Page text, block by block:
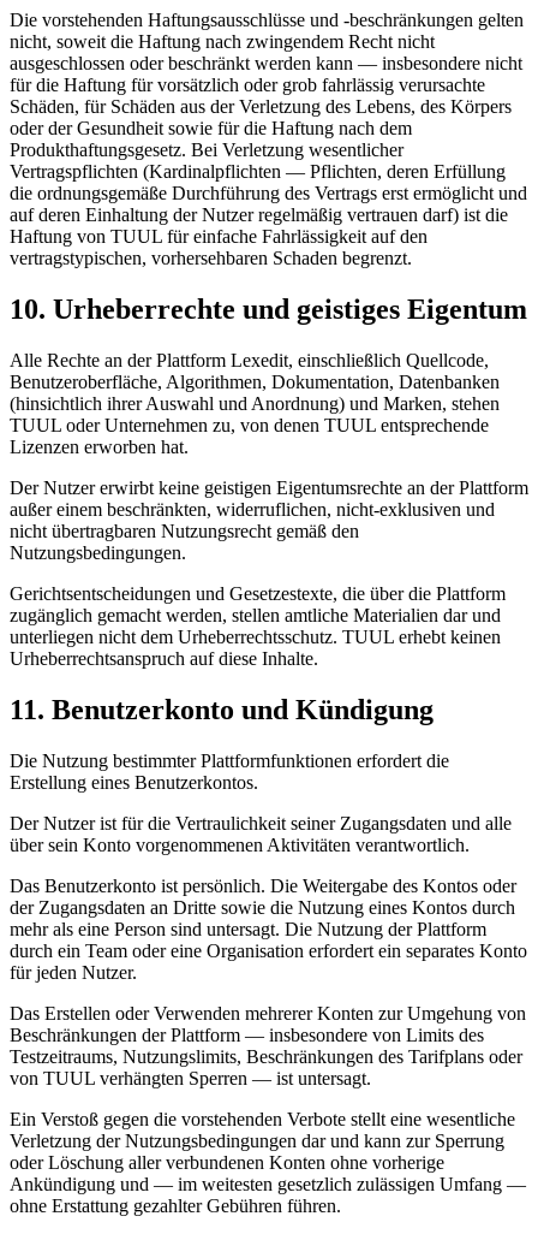
Die vorstehenden Haftungsausschlüsse und -beschränkungen gelten
nicht, soweit die Haftung nach zwingendem Recht nicht
ausgeschlossen oder beschränkt werden kann — insbesondere nicht
für die Haftung für vorsätzlich oder grob fahrlässig verursachte
Schäden, für Schäden aus der Verletzung des Lebens, des Körpers
oder der Gesundheit sowie für die Haftung nach dem
Produkthaftungsgesetz. Bei Verletzung wesentlicher
Vertragspflichten (Kardinalpflichten — Pflichten, deren Erfüllung
die ordnungsgemäße Durchführung des Vertrags erst ermöglicht und
auf deren Einhaltung der Nutzer regelmäßig vertrauen darf) ist die
Haftung von TUUL für einfache Fahrlässigkeit auf den
vertragstypischen, vorhersehbaren Schaden begrenzt.
10. Urheberrechte und geistiges Eigentum
Alle Rechte an der Plattform Lexedit, einschließlich Quellcode,
Benutzeroberfläche, Algorithmen, Dokumentation, Datenbanken
(hinsichtlich ihrer Auswahl und Anordnung) und Marken, stehen
TUUL oder Unternehmen zu, von denen TUUL entsprechende
Lizenzen erworben hat.
Der Nutzer erwirbt keine geistigen Eigentumsrechte an der Plattform
außer einem beschränkten, widerruflichen, nicht-exklusiven und
nicht übertragbaren Nutzungsrecht gemäß den
Nutzungsbedingungen.
Gerichtsentscheidungen und Gesetzestexte, die über die Plattform
zugänglich gemacht werden, stellen amtliche Materialien dar und
unterliegen nicht dem Urheberrechtsschutz. TUUL erhebt keinen
Urheberrechtsanspruch auf diese Inhalte.
11. Benutzerkonto und Kündigung
Die Nutzung bestimmter Plattformfunktionen erfordert die
Erstellung eines Benutzerkontos.
Der Nutzer ist für die Vertraulichkeit seiner Zugangsdaten und alle
über sein Konto vorgenommenen Aktivitäten verantwortlich.
Das Benutzerkonto ist persönlich. Die Weitergabe des Kontos oder
der Zugangsdaten an Dritte sowie die Nutzung eines Kontos durch
mehr als eine Person sind untersagt. Die Nutzung der Plattform
durch ein Team oder eine Organisation erfordert ein separates Konto
für jeden Nutzer.
Das Erstellen oder Verwenden mehrerer Konten zur Umgehung von
Beschränkungen der Plattform — insbesondere von Limits des
Testzeitraums, Nutzungslimits, Beschränkungen des Tarifplans oder
von TUUL verhängten Sperren — ist untersagt.
Ein Verstoß gegen die vorstehenden Verbote stellt eine wesentliche
Verletzung der Nutzungsbedingungen dar und kann zur Sperrung
oder Löschung aller verbundenen Konten ohne vorherige
Ankündigung und — im weitesten gesetzlich zulässigen Umfang —
ohne Erstattung gezahlter Gebühren führen.